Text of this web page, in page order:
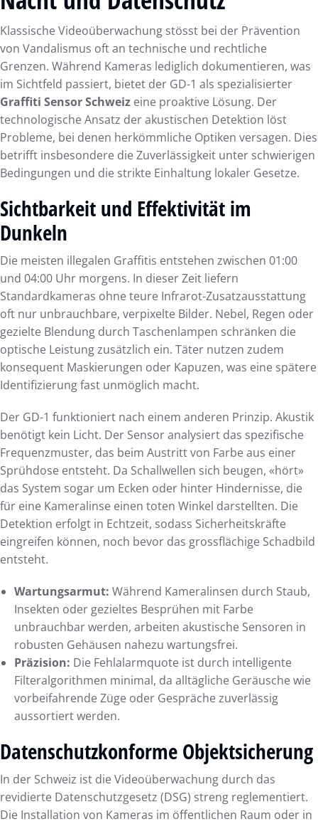
Klassische Videoüberwachung stösst bei der Prävention
von Vandalismus oft an technische und rechtliche
Grenzen. Während Kameras lediglich dokumentieren, was
im Sichtfeld passiert, bietet der GD-1 als spezialisierter
Graffiti Sensor Schweiz eine proaktive Lösung. Der
technologische Ansatz der akustischen Detektion löst
Probleme, bei denen herkömmliche Optiken versagen. Dies
betrifft insbesondere die Zuverlässigkeit unter schwierigen
Bedingungen und die strikte Einhaltung lokaler Gesetze.
Sichtbarkeit und Effektivität im
Dunkeln
Die meisten illegalen Graffitis entstehen zwischen 01:00
und 04:00 Uhr morgens. In dieser Zeit liefern
Standardkameras ohne teure Infrarot-Zusatzausstattung
oft nur unbrauchbare, verpixelte Bilder. Nebel, Regen oder
gezielte Blendung durch Taschenlampen schränken die
optische Leistung zusätzlich ein. Täter nutzen zudem
konsequent Maskierungen oder Kapuzen, was eine spätere
Identifizierung fast unmöglich macht.
Der GD-1 funktioniert nach einem anderen Prinzip. Akustik
benötigt kein Licht. Der Sensor analysiert das spezifische
Frequenzmuster, das beim Austritt von Farbe aus einer
Sprühdose entsteht. Da Schallwellen sich beugen, «hört»
das System sogar um Ecken oder hinter Hindernisse, die
für eine Kameralinse einen toten Winkel darstellten. Die
Detektion erfolgt in Echtzeit, sodass Sicherheitskräfte
eingreifen können, noch bevor das grossflächige Schadbild
entsteht.
Wartungsarmut: Während Kameralinsen durch Staub,
Insekten oder gezieltes Besprühen mit Farbe
unbrauchbar werden, arbeiten akustische Sensoren in
robusten Gehäusen nahezu wartungsfrei.
Präzision: Die Fehlalarmquote ist durch intelligente
Filteralgorithmen minimal, da alltägliche Geräusche wie
vorbeifahrende Züge oder Gespräche zuverlässig
aussortiert werden.
Datenschutzkonforme Objektsicherung
In der Schweiz ist die Videoüberwachung durch das
revidierte Datenschutzgesetz (DSG) streng reglementiert.
Die Installation von Kameras im öffentlichen Raum oder in